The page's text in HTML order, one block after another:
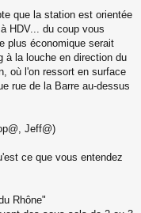
que la station est orientée
HDV... du coup vous
plus économique serait
à la louche en direction du
où l'on ressort en surface
rue de la Barre au-dessus
Jeff@)
ce que vous entendez
Rhône"